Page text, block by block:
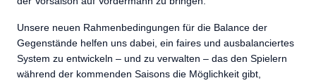
Unsere neuen Rahmenbedingungen für die Balance der
Gegenstände helfen uns dabei, ein faires und ausbalanciertes
System zu entwickeln – und zu verwalten – das den Spielern
während der kommenden Saisons die Möglichkeit gibt,